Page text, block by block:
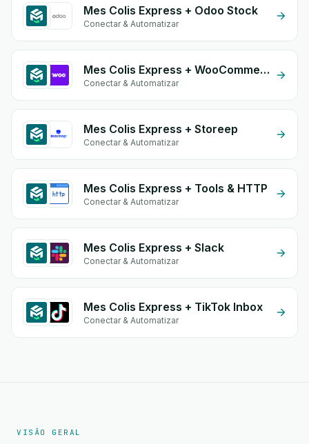
Mes Colis Express + Odoo Stock
Conectar & Automatizar
Mes Colis Express + WooCommerce
Conectar & Automatizar
Mes Colis Express + Storeep
Conectar & Automatizar
Mes Colis Express + Tools & HTTP
Conectar & Automatizar
Mes Colis Express + Slack
Conectar & Automatizar
Mes Colis Express + TikTok Inbox
Conectar & Automatizar
VISÃO GERAL